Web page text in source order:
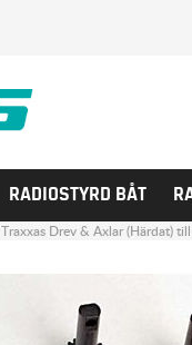
RADIOSTYRD BÅT
Traxxas Drev & Axlar (Härdat)